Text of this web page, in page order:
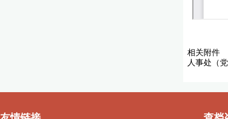
相关附件
人事处（